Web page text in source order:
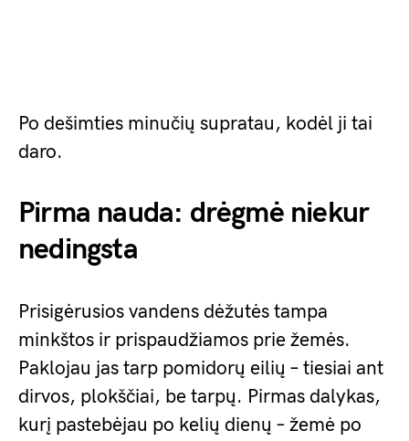
Po dešimties minučių supratau, kodėl ji tai
daro.
Pirma nauda: drėgmė niekur
nedingsta
Prisigėrusios vandens dėžutės tampa
minkštos ir prispaudžiamos prie žemės.
Paklojau jas tarp pomidorų eilių – tiesiai ant
dirvos, plokščiai, be tarpų. Pirmas dalykas,
kurį pastebėjau po kelių dienų – žemė po